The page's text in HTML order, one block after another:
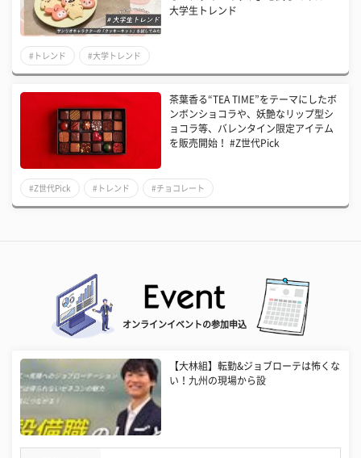
大学生トレンド
#トレンド #大学トレンド
茶葉香る“TEA TIME”をテーマにしたボ
ンボンショコラや、妖艶なリップ型シ
ョコラ等、バレンタイン限定アイテム
を販売開始！ #Z世代Pick
#Z世代Pick #トレンド #チョコレート
オンラインイベントの参加申込
【大林組】転勤&ジョブローテは怖くな
い！九州の現場から設